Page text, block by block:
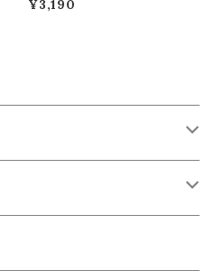
E” R5167
¥3,190